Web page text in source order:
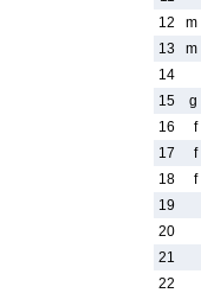
12
m
13
m
14
15
g
16
f
17
f
18
f
19
20
21
22